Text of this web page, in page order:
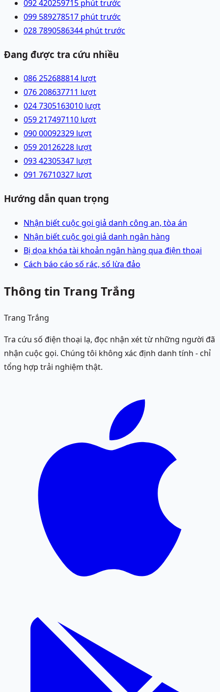
092 420259715 phút trước
099 589278517 phút trước
028 7890586344 phút trước
Đang được tra cứu nhiều
086 252688814 lượt
076 208637711 lượt
024 7305163010 lượt
059 217497110 lượt
090 00092329 lượt
059 20126228 lượt
093 42305347 lượt
091 76710327 lượt
Hướng dẫn quan trọng
Nhận biết cuộc gọi giả danh công an, tòa án
Nhận biết cuộc gọi giả danh ngân hàng
Bị dọa khóa tài khoản ngân hàng qua điện thoại
Cách báo cáo số rác, số lừa đảo
Thông tin Trang Trắng
Trang Trắng
Tra cứu số điện thoại lạ, đọc nhận xét từ những người đã
nhận cuộc gọi. Chúng tôi không xác định danh tính - chỉ
tổng hợp trải nghiệm thật.